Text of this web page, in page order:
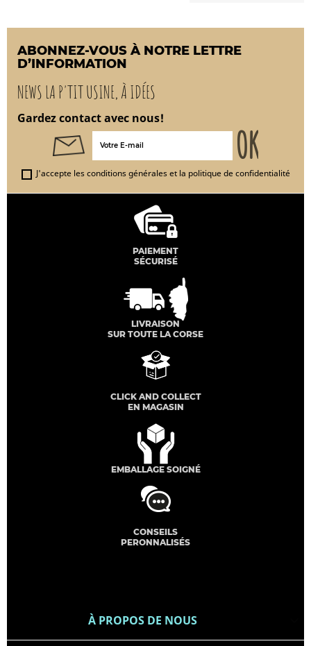
ABONNEZ-VOUS À NOTRE LETTRE
D’INFORMATION
NEWS LA P'TIT USINE, À IDÉES
Gardez contact avec nous!
J'accepte les conditions générales et la politique de confidentialité
PAIEMENT
SÉCURISÉ
LIVRAISON
SUR TOUTE LA CORSE
CLICK AND COLLECT
EN MAGASIN
EMBALLAGE SOIGNÉ
CONSEILS
PERONNALISÉS
À PROPOS DE NOUS